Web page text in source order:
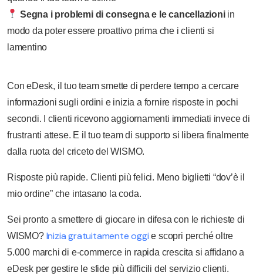
Segna i problemi di consegna e le cancellazioni in
modo da poter essere proattivo prima che i clienti si
lamentino
Con eDesk, il tuo team smette di perdere tempo a cercare
informazioni sugli ordini e inizia a fornire risposte in pochi
secondi. I clienti ricevono aggiornamenti immediati invece di
frustranti attese. E il tuo team di supporto si libera finalmente
dalla ruota del criceto del WISMO.
Risposte più rapide. Clienti più felici. Meno biglietti “dov’è il
mio ordine” che intasano la coda.
Sei pronto a smettere di giocare in difesa con le richieste di
WISMO? Inizia gratuitamente oggi e scopri perché oltre
5.000 marchi di e-commerce in rapida crescita si affidano a
eDesk per gestire le sfide più difficili del servizio clienti.